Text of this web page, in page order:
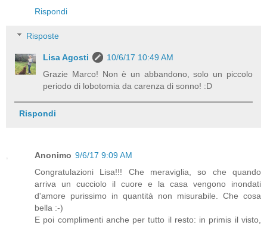
Rispondi
Risposte
Lisa Agosti
10/6/17 10:49 AM
Grazie Marco! Non è un abbandono, solo un piccolo
periodo di lobotomia da carenza di sonno! :D
Rispondi
Anonimo 9/6/17 9:09 AM
Congratulazioni Lisa!!! Che meraviglia, so che quando
arriva un cucciolo il cuore e la casa vengono inondati
d'amore purissimo in quantità non misurabile. Che cosa
bella :-)
E poi complimenti anche per tutto il resto: in primis il visto,